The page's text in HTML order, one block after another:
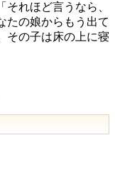
れほど言うなら、
たの娘からもう出て
その子は床の上に寝